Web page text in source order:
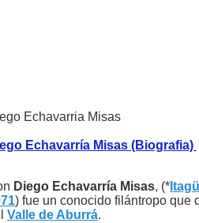
Echavarria Misas
Echavarría Misas (Biografia)
Diego Echavarría Misas, (*
) fue un conocido filántropo que
Valle de Aburrá.